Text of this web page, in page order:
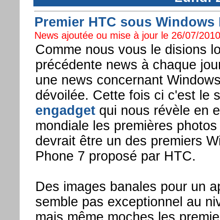
Premier HTC sous Windows
News ajoutée ou mise à jour le 26/07/
Comme nous vous le disions
précédente news à chaque
une news concernant
dévoilée. Cette fois ci c'est le
engadgetqui nous révèle en
mondiale les premières
devrait être un des premiers
Phone 7 proposé par HTC.
Des images banales pour un
semble pas exceptionnel au